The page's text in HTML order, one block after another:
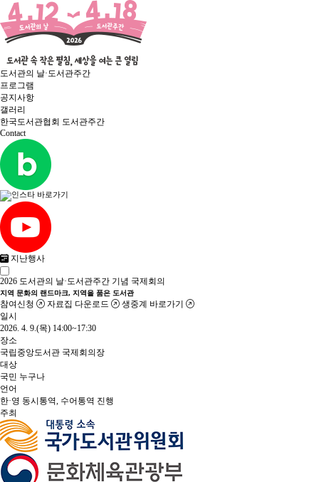
도서관의 날·도서관주간
프로그램
공지사항
갤러리
한국도서관협회 도서관주간
Contact
지난행사
2026 도서관의 날·도서관주간 기념 국제회의
지역 문화의 랜드마크, 지역을 품은 도서관
참여신청 자료집 다운로드
생중계 바로가기
일시
2026. 4. 9.(목) 14:00~17:30
장소
국립중앙도서관 국제회의장
대상
국민 누구나
언어
한·영 동시통역, 수어통역 진행
주최